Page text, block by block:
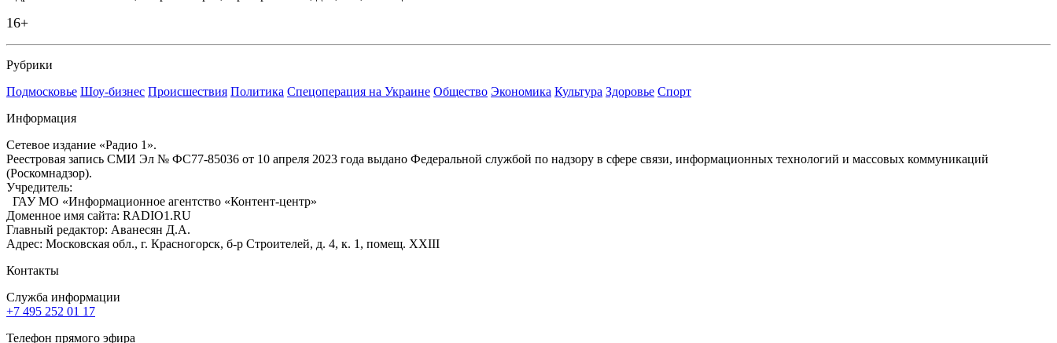
16+
Рубрики
Подмосковье Шоу-бизнес Происшествия Политика Спецоперация на Украине Общество Экономика Культура Здоровье Спорт
Информация
Сетевое издание «Радио 1».
Реестровая запись СМИ Эл № ФС77-85036 от 10 апреля 2023 года выдано Федеральной службой по надзору в сфере связи, информационных технологий и массовых коммуникаций
(Роскомнадзор).
Учредитель:
ГАУ МО «Информационное агентство «Контент-центр»
Доменное имя сайта: RADIO1.RU
Главный редактор: Аванесян Д.А.
Адрес: Московская обл., г. Красногорск, б-р Строителей, д. 4, к. 1, помещ. XXIII
Контакты
Служба информации
+7 495 252 01 17
Телефон прямого эфира